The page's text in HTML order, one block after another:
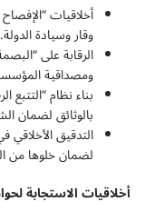
أخلاقيات
وقار وسيادة الدولة.
الرقابة على
ومصداقية
بناء نظام
بالوثائق لضمان
التدقيق
لضمان خلوها من
أخلاقيات الاستجابة